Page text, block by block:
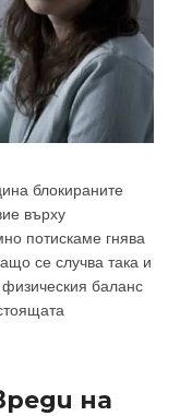
блокираните
върху
потискаме гнява
се случва така и
баланс
на